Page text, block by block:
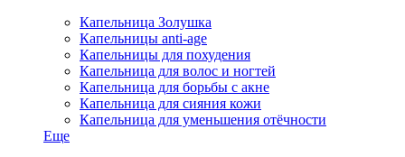
Капельница Золушка
Капельницы anti-age
Капельницы для похудения
Капельница для волос и ногтей
Капельница для борьбы с акне
Капельница для сияния кожи
Капельница для уменьшения отёчности
Еще